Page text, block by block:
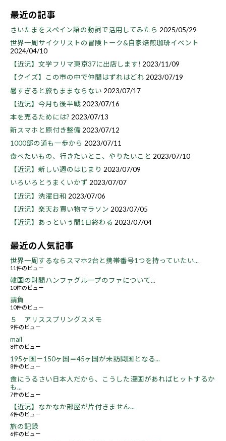
最近の記事
さいたまをスペイン語の動詞で活用してみたら 2025/05/29
世界一周サイクリストの冒険トーク&自家焙煎珈琲イベント
2024/04/10
【近況】文学フリマ東京37に出店します! 2023/11/09
【クイズ】この市の中で仲間はずれはどれ 2023/07/19
暑すぎると旅もままならない 2023/07/17
【近況】今月も後半戦 2023/07/16
本を売るためには? 2023/07/13
新スマホと原付き整備 2023/07/12
1000部の道も一歩から 2023/07/11
食べたいもの、行きたいとこ、やりたいこと 2023/07/10
【近況】新しい週のはじまり 2023/07/09
いろいろとうまくいかず 2023/07/07
【近況】洗濯日和 2023/07/06
【近況】楽天お買い物マラソン 2023/07/05
【近況】あっという間1日終わる 2023/07/04
最近の人気記事
世界一周するならスマホ2台と携帯番号1つを持っていたい...
11件のビュー
韓国の財閥ハンファグループのファについて...
10件のビュー
請負
10件のビュー
５ アリススプリングスメモ
9件のビュー
mail
8件のビュー
195ヶ国－150ヶ国＝45ヶ国が未訪問国となる...
8件のビュー
食にうるさい日本人だから、こうした漫画があればヒットするか
も...
7件のビュー
【近況】なかなか部屋が片付きません...
6件のビュー
旅の記録
6件のビュー